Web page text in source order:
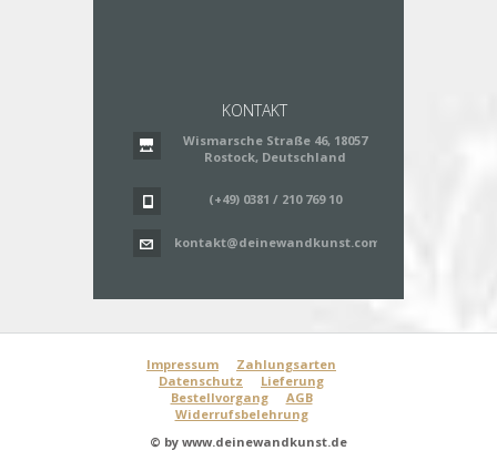
KONTAKT
Wismarsche Straße 46, 18057
Rostock, Deutschland
(+49) 0381 / 210 769 10
kontakt@deinewandkunst.com
Impressum
Zahlungsarten
Datenschutz
Lieferung
Bestellvorgang
AGB
Widerrufsbelehrung
© by www.deinewandkunst.de